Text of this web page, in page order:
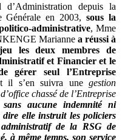
depuis la
Générale en 2003,sous la
administrative, Mme
Marianne a réussi à
les deux membres de
et Financier et le
gérer seul l’Entreprise
il s’en suivra unegestion
chassé de l’Entreprise
aucune indemnité ni
dire elle instruit les policiers
de la RSG de
à même temps, son service